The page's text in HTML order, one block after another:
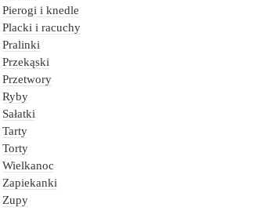
Pierogi i knedle
Placki i racuchy
Pralinki
Przekąski
Przetwory
Ryby
Sałatki
Tarty
Torty
Wielkanoc
Zapiekanki
Zupy